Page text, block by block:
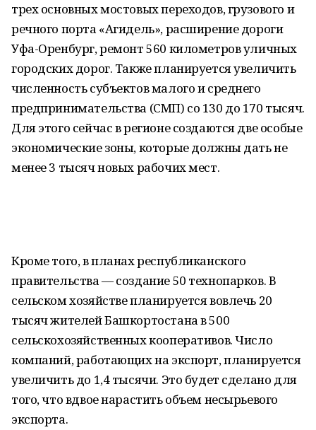
трех основных мостовых переходов, грузового и
речного порта «Агидель», расширение дороги
Уфа-Оренбург, ремонт 560 километров уличных
городских дорог. Также планируется увеличить
численность субъектов малого и среднего
предпринимательства (СМП) со 130 до 170 тысяч.
Для этого сейчас в регионе создаются две особые
экономические зоны, которые должны дать не
менее 3 тысяч новых рабочих мест.
Кроме того, в планах республиканского
правительства — создание 50 технопарков. В
сельском хозяйстве планируется вовлечь 20
тысяч жителей Башкортостана в 500
сельскохозяйственных кооперативов. Число
компаний, работающих на экспорт, планируется
увеличить до 1,4 тысячи. Это будет сделано для
того, что вдвое нарастить объем несырьевого
экспорта.